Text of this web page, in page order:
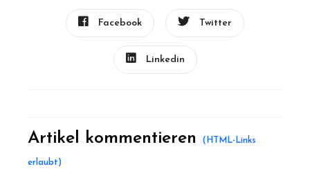
Facebook Twitter
Linkedin
Artikel kommentieren